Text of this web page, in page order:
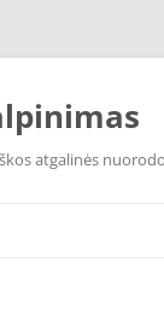
atgalinės